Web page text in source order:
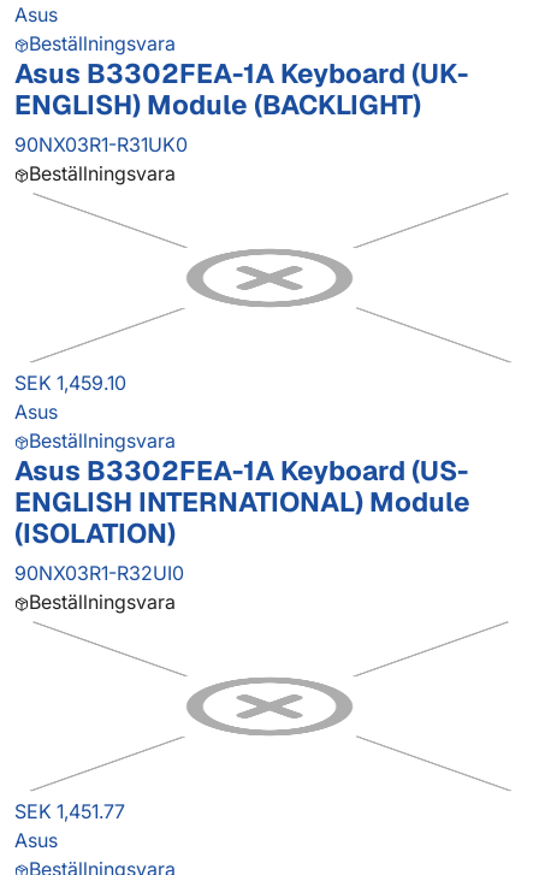
Asus
Beställningsvara
Asus B3302FEA-1A Keyboard (UK-
ENGLISH) Module (BACKLIGHT)
90NX03R1-R31UK0
Beställningsvara
SEK 1,459.10
Asus
Beställningsvara
Asus B3302FEA-1A Keyboard (US-
ENGLISH INTERNATIONAL) Module
(ISOLATION)
90NX03R1-R32UI0
Beställningsvara
SEK 1,451.77
Asus
Beställningsvara